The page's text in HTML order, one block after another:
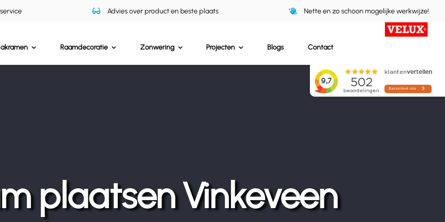
Advies over product en beste plaats Nette en zo schoon mogelijke werkwijze!
Raamdecoratie Zonwering Projecten Blogs Contact
plaatsen Vinkeveen